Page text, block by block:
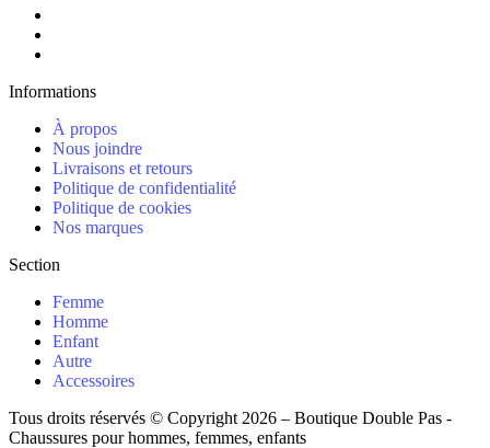
Informations
À propos
Nous joindre
Livraisons et retours
Politique de confidentialité
Politique de cookies
Nos marques
Section
Femme
Homme
Enfant
Autre
Accessoires
Tous droits réservés © Copyright 2026 – Boutique Double Pas -
Chaussures pour hommes, femmes, enfants